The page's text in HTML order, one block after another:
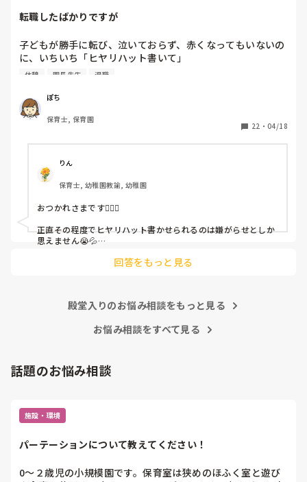
転職したばかりですが
子どもが勝手に転び、泣いておらず、赤くなってもいないの
に、いちいち「ヒヤリハット書いて」
と書かされ
（そう言う本人は書かない）
しかも、上司に↑この内容でも
ちゃんと考えて対策を練って書き込むようにと。
呼ばれて一緒に対策を考えさせられること多数
これだけで30〜40分拘束されて辛いです
皆さんの園はどうですか?
休憩 園長先生 退職
ぽち
保育士, 保育園
22 ・ 04/18
りん
保育士, 幼稚園教諭, 幼稚園
おつかれさまです🙇🏻‍♀️
正直その程度でヒヤリハット書かせられるのは嫌がらせとしか
思えません😭💦
回答をもっと見る
殿堂入りのお悩み相談をもっと見る
お悩み相談をすべて見る
話題のお悩み相談
施設・環境
パーテーションについて教えてください！
0〜２歳児の小規模園です。保育室は狭めのほふく室と遊び